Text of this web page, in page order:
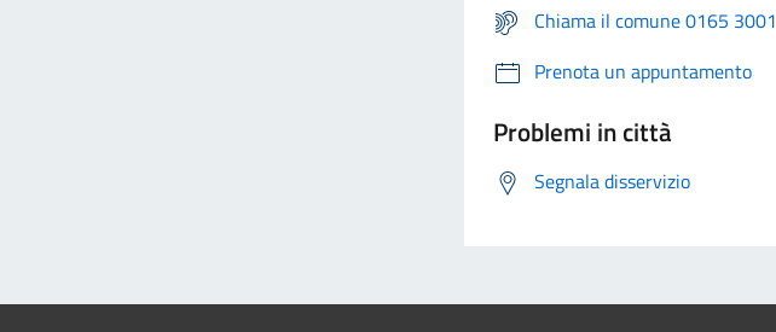
Chiama il comune 0165 3001
Prenota un appuntamento
Problemi in città
Segnala disservizio